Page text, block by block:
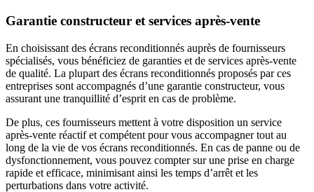
Garantie constructeur et services après-vente
En choisissant des écrans reconditionnés auprès de fournisseurs
spécialisés, vous bénéficiez de garanties et de services après-vente
de qualité. La plupart des écrans reconditionnés proposés par ces
entreprises sont accompagnés d’une garantie constructeur, vous
assurant une tranquillité d’esprit en cas de problème.
De plus, ces fournisseurs mettent à votre disposition un service
après-vente réactif et compétent pour vous accompagner tout au
long de la vie de vos écrans reconditionnés. En cas de panne ou de
dysfonctionnement, vous pouvez compter sur une prise en charge
rapide et efficace, minimisant ainsi les temps d’arrêt et les
perturbations dans votre activité.